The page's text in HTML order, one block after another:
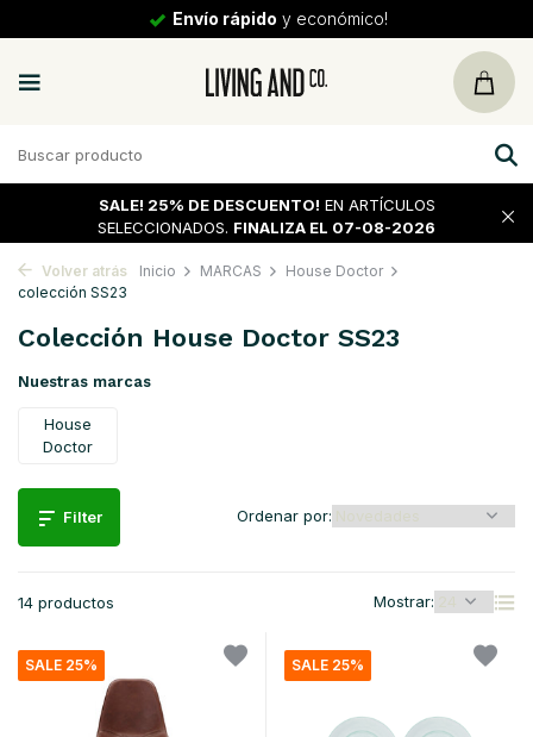
Envío rápido y económico!
SALE! 25% DE DESCUENTO! EN ARTÍCULOS
SELECCIONADOS. FINALIZA EL 07-08-2026
Volver atrás Inicio MARCAS
House Doctor
colección SS23
Colección House Doctor SS23
Nuestras marcas
House
Doctor
Filter
14 productos Mostrar:
Ordenar por:
SALE 25% SALE 25%